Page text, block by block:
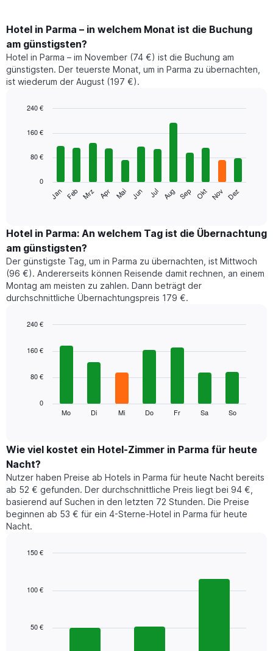
Hotel in Parma – in welchem Monat ist die Buchung
am günstigsten?
Hotel in Parma – im November (74 €) ist die Buchung am
günstigsten. Der teuerste Monat, um in Parma zu übernachten,
ist wiederum der August (197 €).
chart
bars.
folgende
den
durchschnittlichen
Zimmerpreis
im
jeweiligen
Monat
an.
Diagramm
die
Monate
hat
1
Y-
Achse,
die
den
durchschnittlichen
Zimmerpreis
graphic.
Jan Feb Mrz Apr Mai Jun Jul Aug Sep Okt Nov Dez
0
80 €
160 €
240 €
Hotel in Parma: An welchem Tag ist die Übernachtung
am günstigsten?
Der günstigste Tag, um in Parma zu übernachten, ist Mittwoch
(96 €). Andererseits können Reisende damit rechnen, an einem
Montag am meisten zu zahlen. Dann beträgt der
durchschnittliche Übernachtungspreis 179 €.
chart
bars.
den
durchschnittlichen
Preis
eines
Zimmers
für
den
jeweiligen
Das
die
Mo Di Mi Do Fr Sa So
0
80 €
160 €
240 €
Wie viel kostet ein Hotel-Zimmer in Parma für heute
Nacht?
Nutzer haben Preise ab Hotels in Parma für heute Nacht bereits
ab 52 € gefunden. Der durchschnittliche Preis liegt bei 94 €,
basierend auf Suchen in den letzten 72 Stunden. Die Preise
beginnen ab 53 € für ein 4-Sterne-Hotel in Parma für heute
Nacht.
with
Das
50 €
100 €
150 €